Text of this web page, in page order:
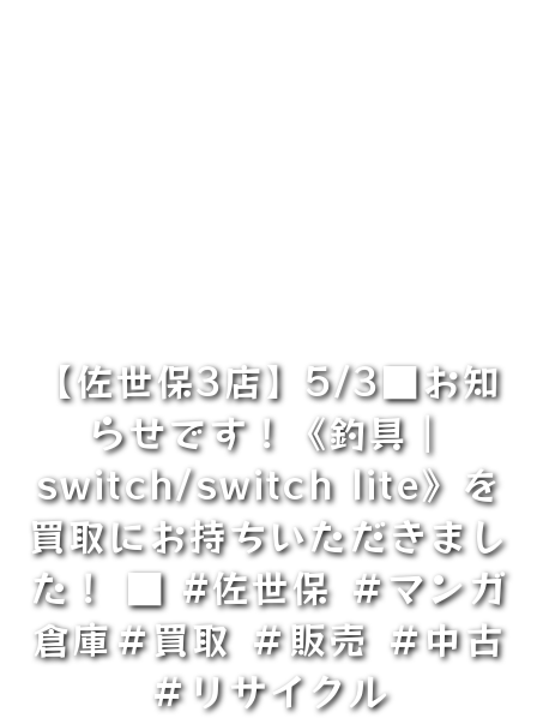
【佐世保3店】5/3■お知
らせです！《釣具｜
switch/switch lite》を
買取にお持ちいただきまし
た！ ■ #佐世保 ＃マンガ
倉庫＃買取 ＃販売 ＃中古
＃リサイクル